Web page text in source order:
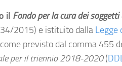
il Fondo per la cura dei
2015) e istituito dalla Legge
come previsto dal comma 455
per il triennio 2018-2020(